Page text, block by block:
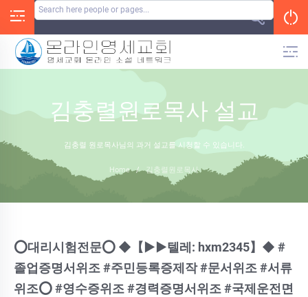
김충렬원로목사 설교
김충렬 원로목사님의 과거 설교를 시청할 수 있습니다.
Home / 김충렬원로목사
⭕️대리시험전문⭕️ ◆【▶▶텔레: hxm2345】◆ #
졸업증명서위조 #주민등록증제작 #문서위조 #서류
위조⭕️ #영수증위조 #경력증명서위조 #국제운전면